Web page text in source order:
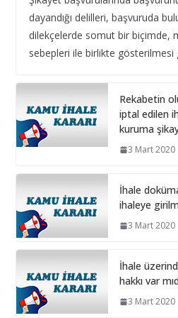
Bilişim hizmet alımı
ortak girişim olması
10 Aralık 2024
Bilişim hizmet alımı
10 Aralık 2024
İhale
1 Şubat
dayandığı delilleri, başvuruda
dilekçelerde somut bir biçimde,
sebepleri ile birlikte gösterilmesi
Rekabetin
iptal edilen
kuruma
3 Mart 2020
İhale
ihaleye
3 Mart 2020
İhale
hakkı var
3 Mart 2020